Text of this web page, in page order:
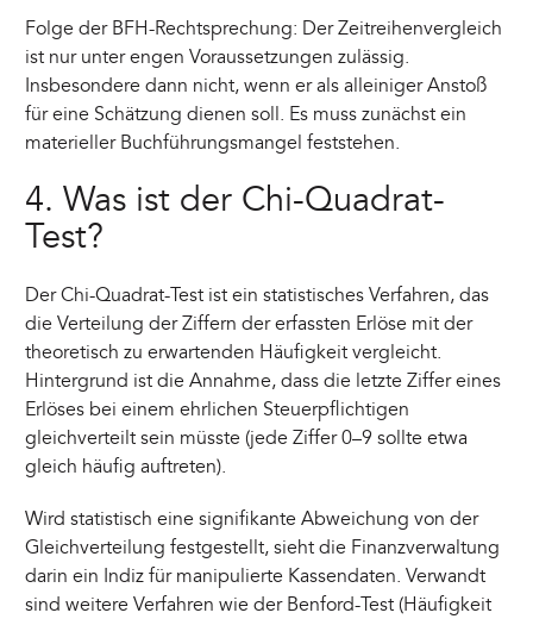
Folge der BFH-Rechtsprechung: Der Zeitreihenvergleich
ist nur unter engen Voraussetzungen zulässig.
Insbesondere dann nicht, wenn er als alleiniger Anstoß
für eine Schätzung dienen soll. Es muss zunächst ein
materieller Buchführungsmangel feststehen.
4. Was ist der Chi-Quadrat-
Test?
Der Chi-Quadrat-Test ist ein statistisches Verfahren, das
die Verteilung der Ziffern der erfassten Erlöse mit der
theoretisch zu erwartenden Häufigkeit vergleicht.
Hintergrund ist die Annahme, dass die letzte Ziffer eines
Erlöses bei einem ehrlichen Steuerpflichtigen
gleichverteilt sein müsste (jede Ziffer 0–9 sollte etwa
gleich häufig auftreten).
Wird statistisch eine signifikante Abweichung von der
Gleichverteilung festgestellt, sieht die Finanzverwaltung
darin ein Indiz für manipulierte Kassendaten. Verwandt
sind weitere Verfahren wie der Benford-Test (Häufigkeit